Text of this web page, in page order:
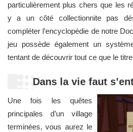
particulièrement plus chers que les
y a un côté collectionnite pas
compléter l’encyclopédie de notre
jeu possède également un
tentant de découvrir tout ce que le
Dans la vie faut
Une fois les quêtes
principales d’un village
terminées, vous aurez le